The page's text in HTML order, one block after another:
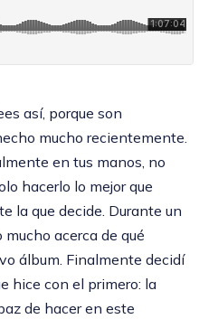
así, porque son
mucho recientemente.
en tus manos, no
hacerlo lo mejor que
la que decide. Durante un
acerca de qué
álbum. Finalmente decidí
hice con el primero: la
de hacer en este